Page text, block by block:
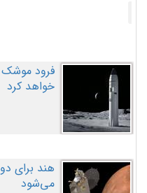
فرود موشک
خواهد کرد
هند برای
می‌شود